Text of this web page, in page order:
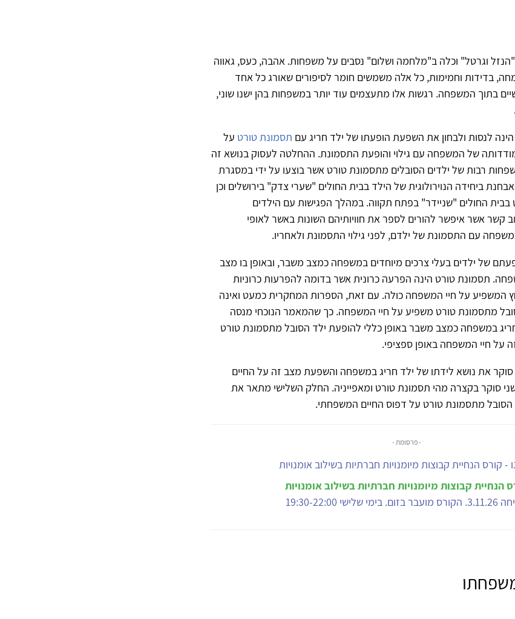
וגרטל" וכלה ב"מלחמה ושלום" נסבים על משפחות. אהבה, כעס, גאווה
בדידות וחמימות, כל אלה משמשים חומר לסיפורים שאורג כל אחד
בתוך המשפחה. רגשות אלו מתעצמים עוד יותר במשפחות בהן ישנו שוני,
לנסות ולבחון את השפעת הופעתו של ילד חריג עם תסמונת טורט על
של המשפחה עם גילוי והופעת התסמונת. ההחלטה לעסוק בנושא זה
רבות של ילדים הסובלים מתסמונת טורט אשר בוצעו על ידי במסגרת
ביחידה הנוירולוגית של הילד בבית החולים "שערי צדק" בירושלים וכן
החולים "שניידר" בפתח תקווה. במהלך הפגישות עם הילדים
קשר אשר איפשר להורים לספר את חוויותיהם השונות באשר לאופי
עם התסמונת של ילדם, לפני גילוי התסמונת ולאחריו.
של ילדים בעלי צרכים מיוחדים במשפחה כמצב משבר, ובאופן בו מצב
תסמונת טורט הינה הפרעה כרונית אשר בדומה להפרעות כרוניות
המשפיע על חיי המשפחה כולה. עם זאת, הספרות המחקרית כמעט ואינה
מתסמונת טורט משפיע על חיי המשפחה. כך שהמאמר הנוכחי מנסה
במשפחה כמצב משבר באופן כללי להופעת ילד הסובל מתסמונת טורט
על חיי המשפחה באופן ספציפי.
את נושא לידתו של ילד חריג במשפחה והשפעת מצב זה על החיים
סוקר בקצרה מהי תסמונת טורט ומאפייניה. החלק השלישי מתאר את
מתסמונת טורט על דפוס החיים המשפחתי.
- פרסומת -
הנחיית קבוצות מיומנויות חברתיות בשילוב אומנויות
בימי שלישי 19:30-22:00